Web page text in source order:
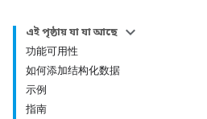
এই পৃষ্ঠায় যা যা আছে
功能可用性
如何添加结构化数据
示例
指南